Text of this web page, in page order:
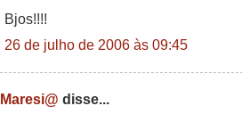
Bjos!!!!
26 de julho de 2006 às 09:45
Maresi@ disse...